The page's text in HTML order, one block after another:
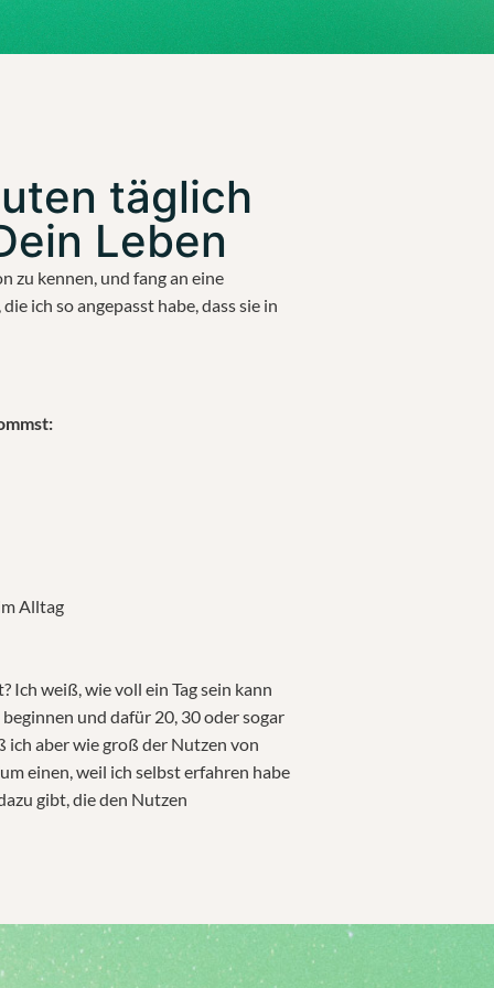
täglich
Leben
zu kennen, und fang an eine
ich so angepasst habe, dass sie in
Alltag
weiß, wie voll ein Tag sein kann
und dafür 20, 30 oder sogar
aber wie groß der Nutzen von
einen, weil ich selbst erfahren habe
gibt, die den Nutzen